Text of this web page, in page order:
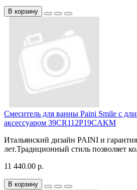
В корзину
Смеситель для ванны Paini Smile с
аксессуаром 39CR112P19CAKM
Итальянский дизайн PAINI и гарантия
лет.Традиционный стиль позволяет
11 440.00 р.
В корзину